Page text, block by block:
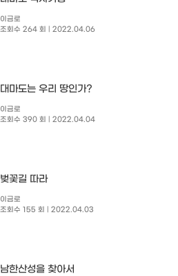
이금로
조회수 264 회
| 2022.04.06
대마도는 우리 땅인가?
이금로
조회수 390 회
| 2022.04.04
벚꽃길 따라
이금로
조회수 155 회
| 2022.04.03
남한산성을 찾아서